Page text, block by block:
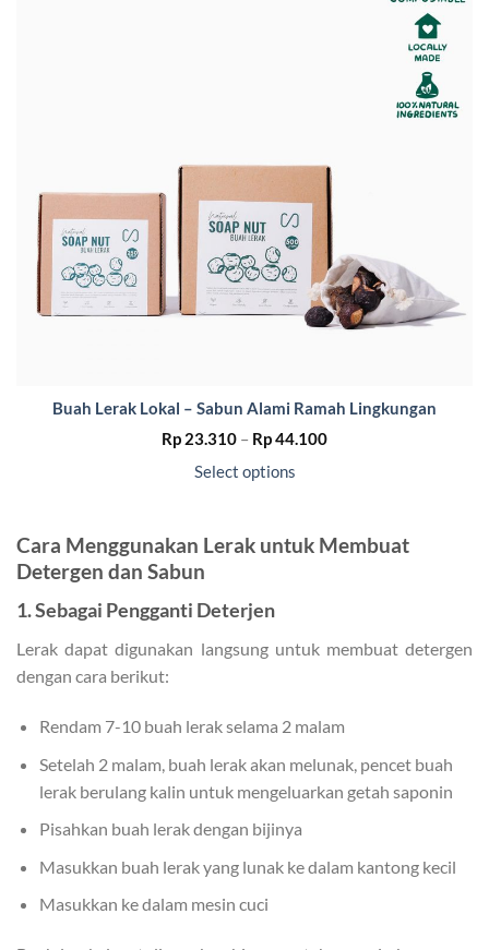
Buah Lerak Lokal – Sabun Alami Ramah Lingkungan
Rp 23.310 – Rp44.100Price
Select options
Cara Menggunakan Lerak untuk Membuat
Detergen dan Sabun
1. Sebagai Pengganti Deterjen
Lerak dapat digunakan langsung untuk membuat detergen
dengan cara berikut:
Rendam 7-10 buah lerak selama 2 malam
Setelah 2 malam, buah lerak akan melunak, pencet buah
lerak berulang kalin untuk mengeluarkan getah saponin
Pisahkan buah lerak dengan bijinya
Masukkan buah lerak yang lunak ke dalam kantong kecil
Masukkan ke dalam mesin cuci